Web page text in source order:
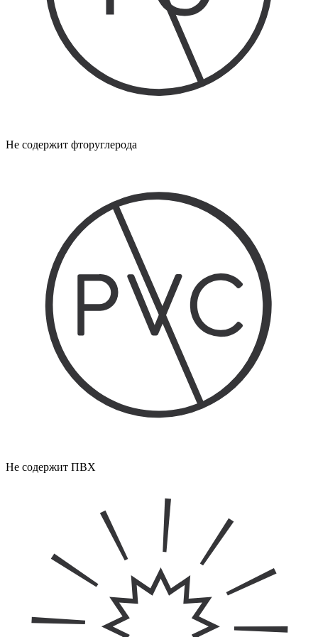
Не содержит фторуглерода
Не содержит ПВХ